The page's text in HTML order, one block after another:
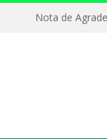
Nota de